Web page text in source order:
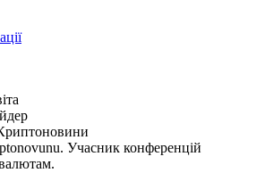
Учасник конференцій